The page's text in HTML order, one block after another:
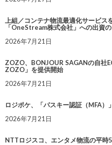
上組／コンテナ物流最適化サービス
「OneStream株式会社」への出資
2026年7月21日
ZOZO、BONJOUR SAGANの自社
ZOZO」を提供開始
2026年7月21日
ロジポケ、「パスキー認証（MFA）
2026年7月21日
NTTロジスコ、エンタメ物流の平